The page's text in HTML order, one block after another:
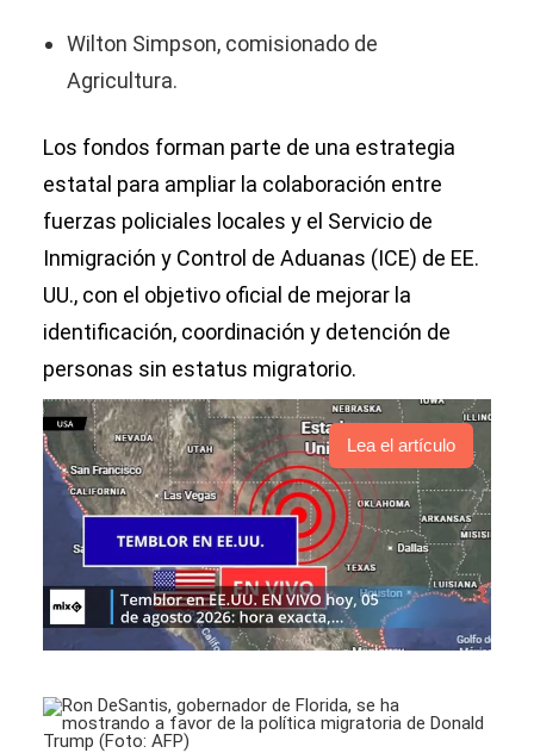
Wilton Simpson, comisionado de
Agricultura.
Los fondos forman parte de una estrategia
estatal para ampliar la colaboración entre
fuerzas policiales locales y el Servicio de
Inmigración y Control de Aduanas (ICE) de EE.
UU., con el objetivo oficial de mejorar la
identificación, coordinación y detención de
personas sin estatus migratorio.
Lea el artículo